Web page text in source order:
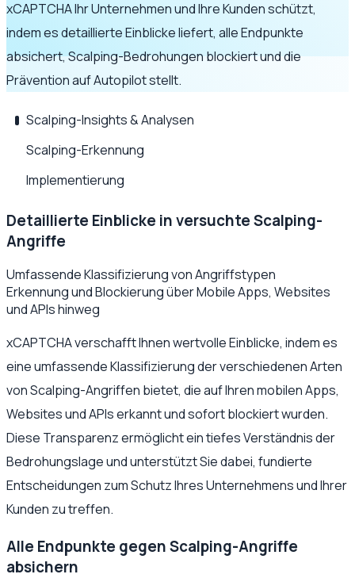
xCAPTCHA Ihr Unternehmen und Ihre Kunden schützt,
indem es detaillierte Einblicke liefert, alle Endpunkte
absichert, Scalping-Bedrohungen blockiert und die
Prävention auf Autopilot stellt.
Scalping-Insights & Analysen
Scalping-Erkennung
Implementierung
Detaillierte Einblicke in versuchte Scalping-
Angriffe
Umfassende Klassifizierung von Angriffstypen
Erkennung und Blockierung über Mobile Apps, Websites
und APIs hinweg
xCAPTCHA verschafft Ihnen wertvolle Einblicke, indem es
eine umfassende Klassifizierung der verschiedenen Arten
von Scalping-Angriffen bietet, die auf Ihren mobilen Apps,
Websites und APIs erkannt und sofort blockiert wurden.
Diese Transparenz ermöglicht ein tiefes Verständnis der
Bedrohungslage und unterstützt Sie dabei, fundierte
Entscheidungen zum Schutz Ihres Unternehmens und Ihrer
Kunden zu treffen.
Alle Endpunkte gegen Scalping-Angriffe
absichern